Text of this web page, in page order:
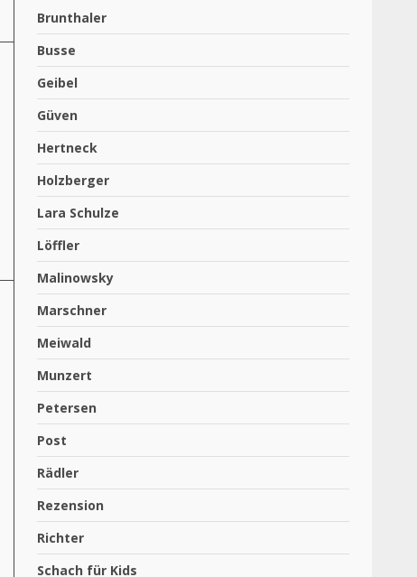
Brunthaler
Busse
Geibel
Güven
Hertneck
Holzberger
Lara Schulze
Löffler
Malinowsky
Marschner
Meiwald
Munzert
Petersen
Post
Rädler
Rezension
Richter
Schach für Kids